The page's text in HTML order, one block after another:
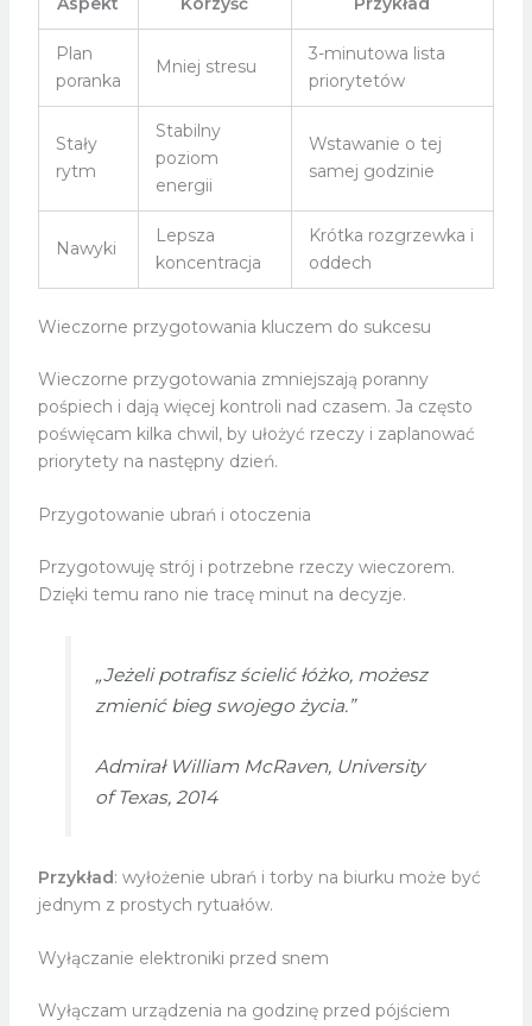
Plan
poranka
Mniej stresu
3-minutowa lista
priorytetów
Stały
rytm
Stabilny
poziom
energii
Wstawanie o tej
samej godzinie
Nawyki
Lepsza
koncentracja
Krótka rozgrzewka i
oddech
Wieczorne przygotowania kluczem do sukcesu
Wieczorne przygotowania zmniejszają poranny
pośpiech i dają więcej kontroli nad czasem. Ja często
poświęcam kilka chwil, by ułożyć rzeczy i zaplanować
priorytety na następny dzień.
Przygotowanie ubrań i otoczenia
Przygotowuję strój i potrzebne rzeczy wieczorem.
Dzięki temu rano nie tracę minut na decyzje.
„Jeżeli potrafisz ścielić łóżko, możesz
zmienić bieg swojego życia.”
Admirał William McRaven, University
of Texas, 2014
Przykład: wyłożenie ubrań i torby na biurku może być
jednym z prostych rytuałów.
Wyłączanie elektroniki przed snem
Wyłączam urządzenia na godzinę przed pójściem